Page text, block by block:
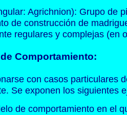
Agrichnion): Grupo de
de construcción de
regulares y complejas (en
Comportamiento:
con casos particulares
Se exponen los siguientes
de comportamiento en el